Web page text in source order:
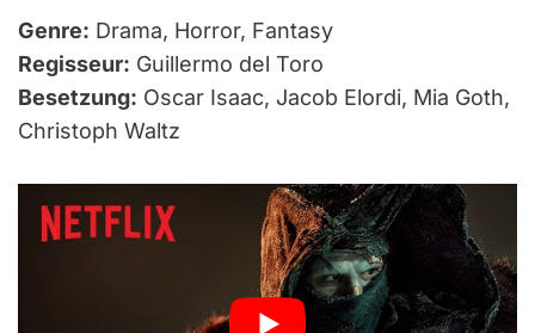
Genre: Drama, Horror, Fantasy
Regisseur: Guillermo del Toro
Besetzung: Oscar Isaac, Jacob Elordi, Mia Goth,
Christoph Waltz